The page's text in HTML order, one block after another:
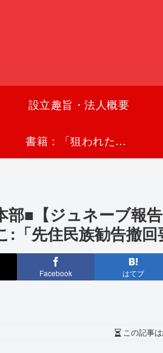
設立趣旨・法人概要
書籍：「狙われた沖縄〜真実の沖縄史が日本を救う〜」
部■【ジュネーブ報
:「先住民族勧告撤回
Facebook はてブ
この記事は